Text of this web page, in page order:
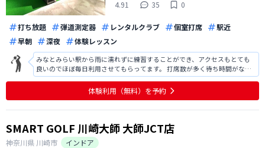
4.91
35 0
打ち放題 弾道測定器 レンタルクラブ 個室打席
駅近
早朝
深夜 体験レッスン
みなとみらい駅から雨に濡れずに練習することができ、アクセスもとても
良いのでほぼ毎日利用させてもらってます。 打席数が多く待ち時間がなく
気軽にふらっと利用できるのもとても良いです！
体験利用（無料）を予約
SMART GOLF 川崎大師 大師JCT店
神奈川県 川崎市
インドア